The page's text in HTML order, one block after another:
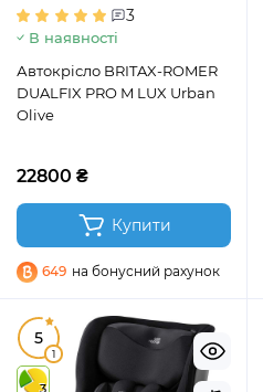
3
В наявності
Автокрісло BRITAX-ROMER
DUALFIX PRO M LUX Urban
Olive
22800 ₴
Купити
649 на бонусний рахунок
5
1
3